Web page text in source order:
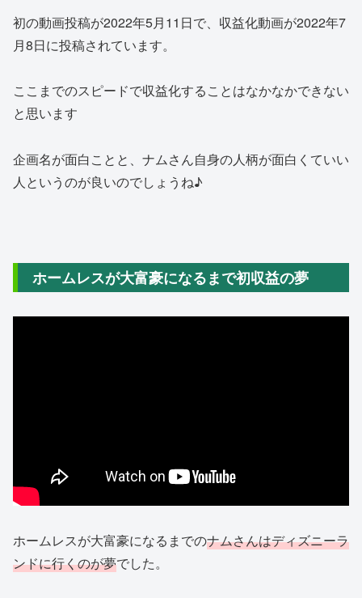
初の動画投稿が2022年5月11日で、収益化動画が2022年7
月8日に投稿されています。
ここまでのスピードで収益化することはなかなかできない
と思います
企画名が面白ことと、ナムさん自身の人柄が面白くていい
人というのが良いのでしょうね♪
ホームレスが大富豪になるまで初収益の夢
ホームレスが大富豪になるまでのナムさんはディズニーラ
ンドに行くのが夢でした。